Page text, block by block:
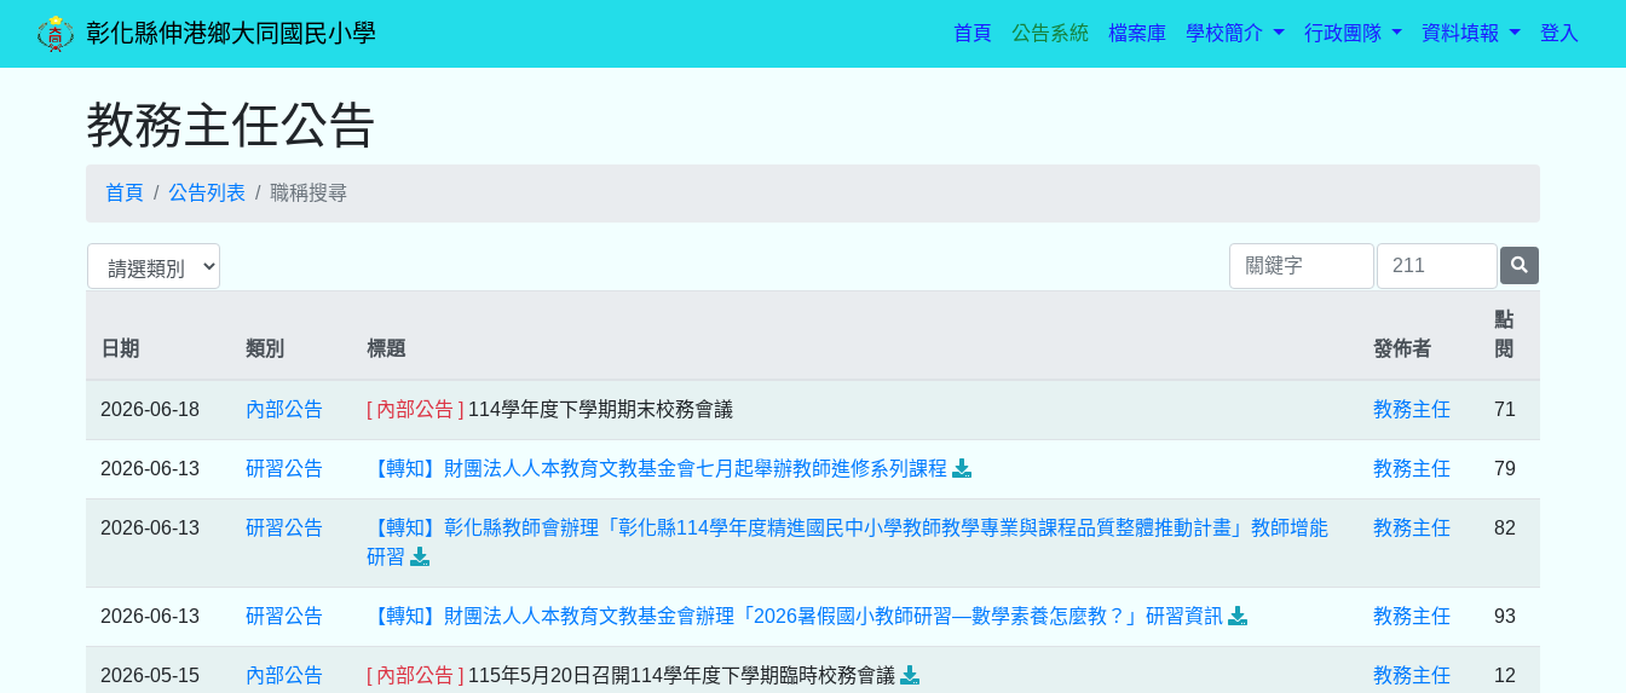
彰化縣伸港鄉大同國民小學 首頁(current)
公告系統 檔案庫 學校簡介 行政團隊 資料填報 登入
教務主任公告
首頁 公告列表 職稱搜尋
日期 類別 標題 發佈者
點
閱
2026-06-18 內部公告 [ 內部公告 ] 114學年度下學期期末校務會議 教務主任 71
2026-06-13 研習公告 【轉知】財團法人人本教育文教基金會七月起舉辦教師進修系列課程 教務主任 79
2026-06-13 研習公告
【轉知】彰化縣教師會辦理「彰化縣114學年度精進國民中小學教師教學專業與課程品質整體推動計畫」教師增能
研習
教務主任 82
2026-06-13 研習公告 【轉知】財團法人人本教育文教基金會辦理「2026暑假國小教師研習—數學素養怎麼教？」研習資訊 教務主任 93
2026-05-15 內部公告 [ 內部公告 ] 115年5月20日召開114學年度下學期臨時校務會議 教務主任
12